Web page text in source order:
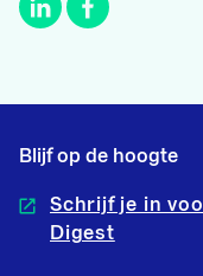
Blijf op de hoogte
Schrijf je in
Digest